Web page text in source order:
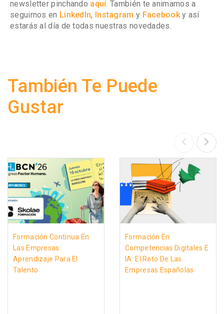
newsletter pinchando aquí. También te animamos a
seguirnos en LinkedIn, Instagram y Facebooky así
estarás al día de todas nuestras novedades.
También Te Puede
Gustar
Formación Continua En
Las Empresas:
Aprendizaje Para El
Talento
Formación En
Competencias Digitales E
IA: El Reto De Las
Empresas Españolas